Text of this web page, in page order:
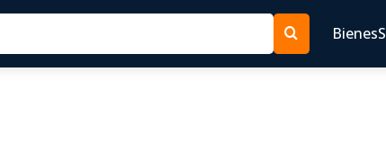
Bienes